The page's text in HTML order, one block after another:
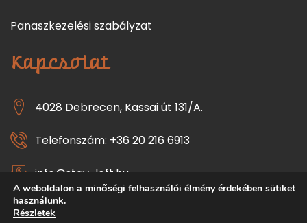
Panaszkezelési szabályzat
Kapcsolat
4028 Debrecen, Kassai út 131/A.
Telefonszám: +36 20 216 6913
info@stay-loft.hu
A weboldalon a minőségi felhasználói élmény érdekében sütiket
használunk.
Részletek